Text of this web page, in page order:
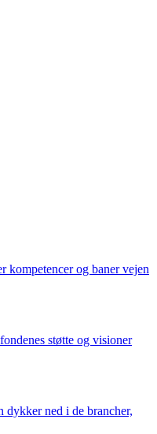
kompetencer og baner vejen
støtte og visioner
dykker ned i de brancher,